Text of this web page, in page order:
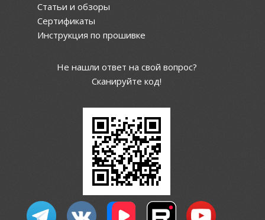
Статьи и обзоры
Сертификаты
Инструкция по прошивке
Не нашли ответ на свой вопрос?
Сканируйте код!